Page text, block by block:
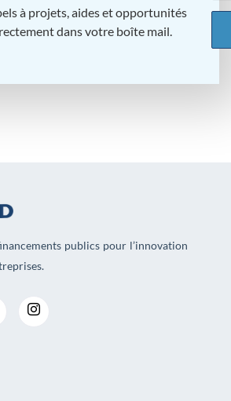
à projets, aides et opportunités
dans votre boîte mail.
publics pour l’innovation